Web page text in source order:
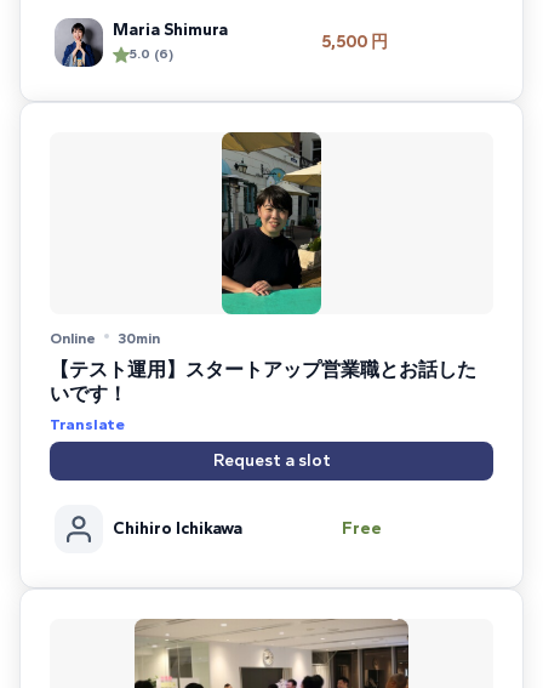
Maria Shimura
5.0 (6)
5,500 円
Online 30min
【テスト運用】スタートアップ営業職とお話した
いです！
Translate
Request a slot
Chihiro Ichikawa Free